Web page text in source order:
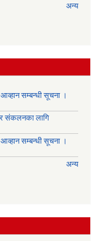
अन्य
सम्बन्धी सूचना ।
संकलनका लागि
सम्बन्धी सूचना ।
अन्य